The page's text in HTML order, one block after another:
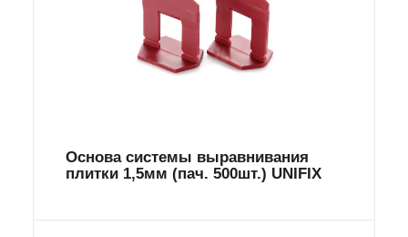
Основа системы выравнивания
плитки 1,5мм (пач. 500шт.) UNIFIX